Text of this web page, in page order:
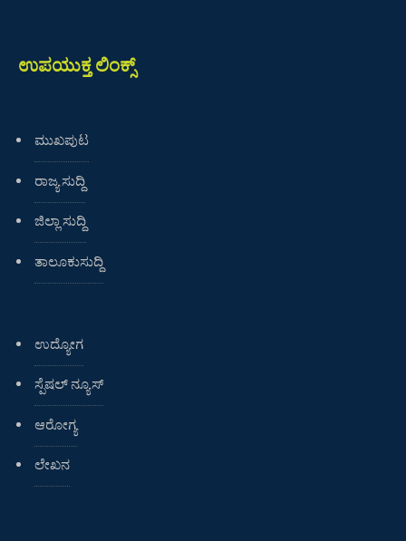
ಉಪಯುಕ್ತ ಲಿಂಕ್ಸ್
ಮುಖಪುಟ
ರಾಜ್ಯ ಸುದ್ದಿ
ಜಿಲ್ಲಾ ಸುದ್ದಿ
ತಾಲೂಕುಸುದ್ದಿ
ಉದ್ಯೋಗ
ಸ್ಪೆಷಲ್ ನ್ಯೂಸ್
ಆರೋಗ್ಯ
ಲೇಖನ